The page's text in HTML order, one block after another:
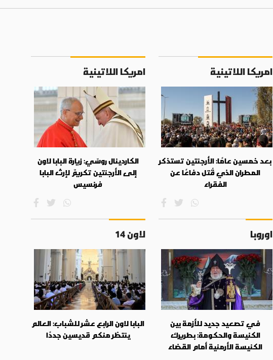
امريكا اللاتينية
بعد خمسين عامًا: الأرجنتين تستذكر
المطران الذي قُتل دفاعًا عن
الفقراء
امريكا اللاتينية
الكاردينال روسّي: زيارة البابا لاون
إلى الأرجنتين تكريمٌ لإرث البابا
فرنسيس
اوروبا
في تصعيد جديد للأزمة بين
الكنيسة والحكومة: بطريرك
الكنيسة الأرمنية أمام القضاء
لاون 14
البابا لاون الرابع عشر للشباب: العالم
ينتظر منكم قديسين جددًا